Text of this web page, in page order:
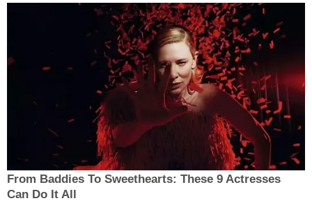
From Baddies To Sweethearts: These 9 Actresses
Can Do It All